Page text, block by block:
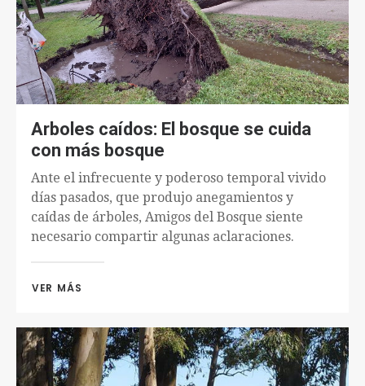
Arboles caídos: El bosque se cuida
con más bosque
Ante el infrecuente y poderoso temporal vivido
días pasados, que produjo anegamientos y
caídas de árboles, Amigos del Bosque siente
necesario compartir algunas aclaraciones.
VER MÁS